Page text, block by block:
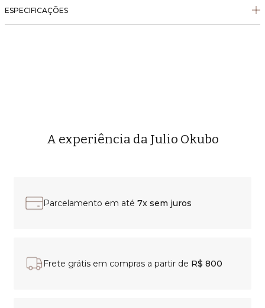
ESPECIFICAÇÕES
A experiência da Julio Okubo
Parcelamento em até 7x sem juros
Frete grátis em compras a partir de R$ 800